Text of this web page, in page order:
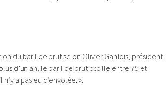
du baril de brut selon Olivier Gantois, président
d’un an, le baril de brut oscille entre 75 et
a pas eu d’envolée. ».